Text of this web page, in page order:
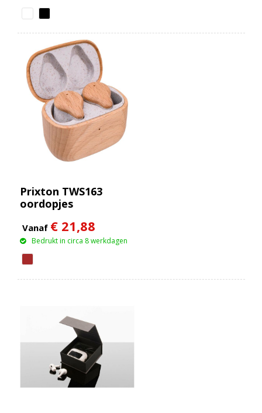
Prixton TWS163
oordopjes
Vanaf € 21,88
Bedrukt in circa 8 werkdagen